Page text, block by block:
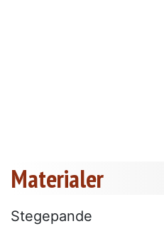
Materialer
Stegepande